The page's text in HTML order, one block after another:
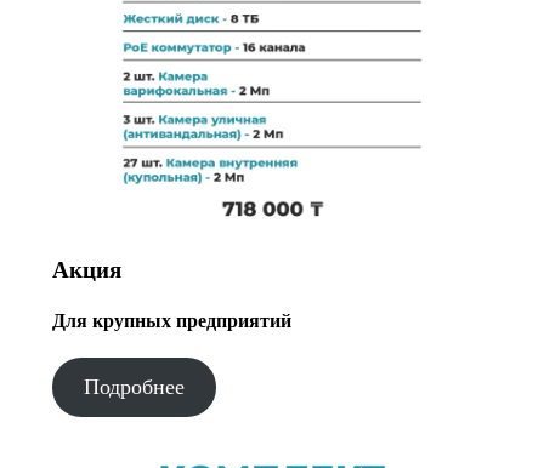
Акция
Для крупных предприятий
Подробнее